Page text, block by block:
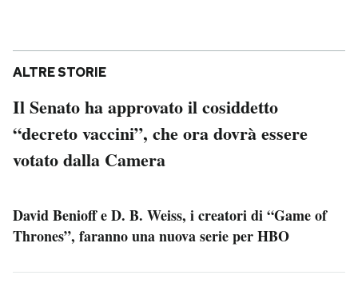
ALTRE STORIE
Il Senato ha approvato il cosiddetto
“decreto vaccini”, che ora dovrà essere
votato dalla Camera
David Benioff e D. B. Weiss, i creatori di “Game of
Thrones”, faranno una nuova serie per HBO